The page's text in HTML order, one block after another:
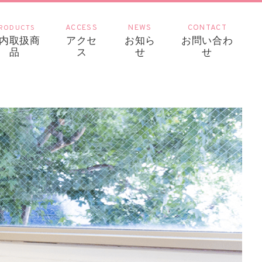
取扱商
品
ACCESS
アクセ
ス
NEWS
お知ら
せ
CONTACT
お問い合わ
せ